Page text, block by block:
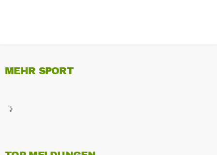
MEHR SPORT